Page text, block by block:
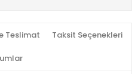
Teslimat Taksit Seçenekleri